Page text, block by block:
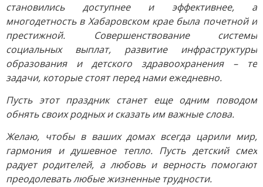
становились доступнее и эффективнее, а
многодетность в Хабаровском крае была почетной и
престижной. Совершенствование системы
социальных выплат, развитие инфраструктуры
образования и детского здравоохранения – те
задачи, которые стоят перед нами ежедневно.
Пусть этот праздник станет еще одним поводом
обнять своих родных и сказать им важные слова.
Желаю, чтобы в ваших домах всегда царили мир,
гармония и душевное тепло. Пусть детский смех
радует родителей, а любовь и верность помогают
преодолевать любые жизненные трудности.